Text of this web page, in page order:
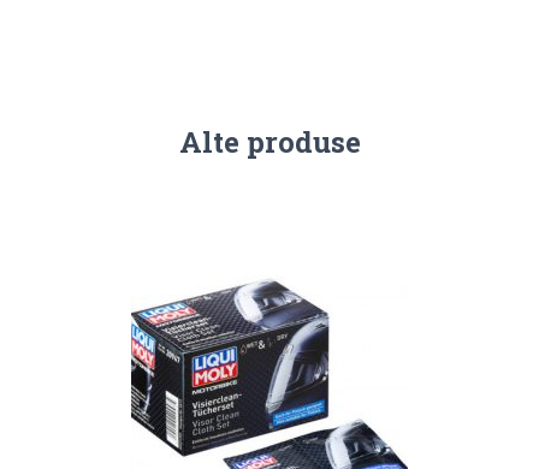
Alte produse